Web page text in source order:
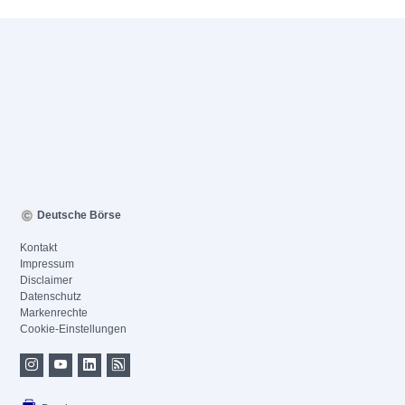
Deutsche Börse
Kontakt
Impressum
Disclaimer
Datenschutz
Markenrechte
Cookie-Einstellungen